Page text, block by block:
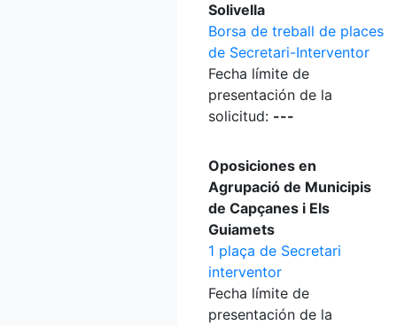
Solivella
Borsa de treball de places
de Secretari-Interventor
Fecha límite de
presentación de la
solicitud: ---
Oposiciones en
Agrupació de Municipis
de Capçanes i Els
Guiamets
1 plaça de Secretari
interventor
Fecha límite de
presentación de la